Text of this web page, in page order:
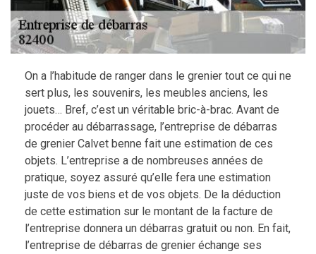
On a l’habitude de ranger dans le grenier tout ce qui ne
sert plus, les souvenirs, les meubles anciens, les
jouets… Bref, c’est un véritable bric-à-brac. Avant de
procéder au débarrassage, l’entreprise de débarras
de grenier Calvet benne fait une estimation de ces
objets. L’entreprise a de nombreuses années de
pratique, soyez assuré qu’elle fera une estimation
juste de vos biens et de vos objets. De la déduction
de cette estimation sur le montant de la facture de
l’entreprise donnera un débarras gratuit ou non. En fait,
l’entreprise de débarras de grenier échange ses